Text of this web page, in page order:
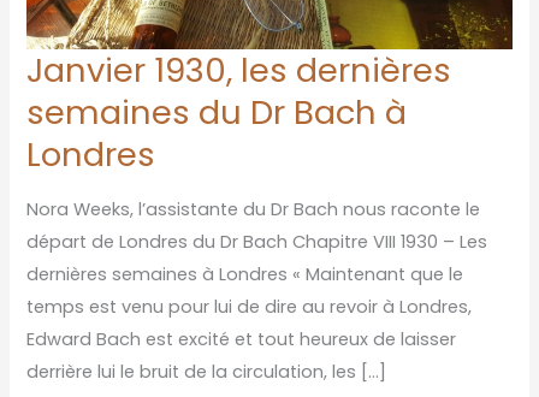
Janvier 1930, les dernières
semaines du Dr Bach à
Londres
Nora Weeks, l’assistante du Dr Bach nous raconte le
départ de Londres du Dr Bach Chapitre VIII 1930 – Les
dernières semaines à Londres « Maintenant que le
temps est venu pour lui de dire au revoir à Londres,
Edward Bach est excité et tout heureux de laisser
derrière lui le bruit de la circulation, les […]
Janvier
les
dernières